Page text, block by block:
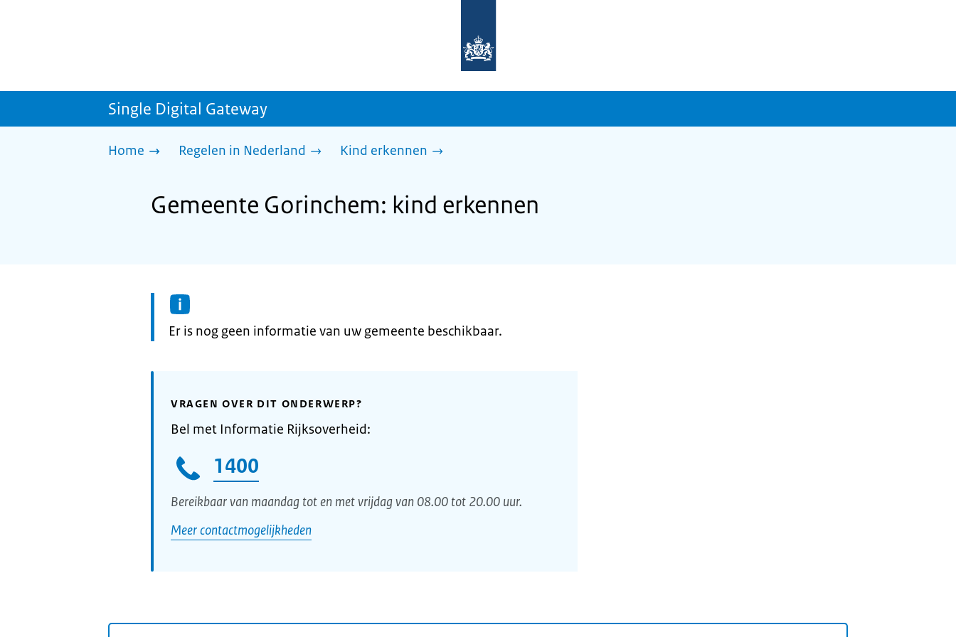
homepage
sdg.rijksoverheid.nl
Single Digital Gateway
Home Regelen in Nederland Kind erkennen
Gemeente Gorinchem: kind erkennen
Informatie:
Er is nog geen informatie van uw gemeente beschikbaar.
VRAGEN OVER DIT ONDERWERP?
Bel met Informatie Rijksoverheid:
1400
Bereikbaar van maandag tot en met vrijdag van 08.00 tot 20.00 uur.
Meer contactmogelijkheden